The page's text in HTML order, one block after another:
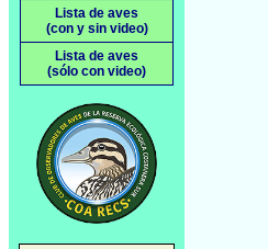
Lista de aves
(con y sin video)
Lista de aves
(sólo con video)